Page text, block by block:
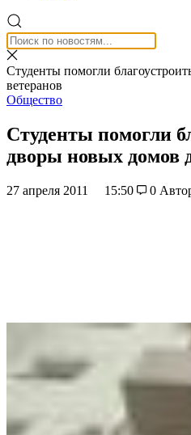
Студенты помогли
ветеранов
Общество
Студенты помогли
дворы новых домов
27 апреля 2011 15:50 0